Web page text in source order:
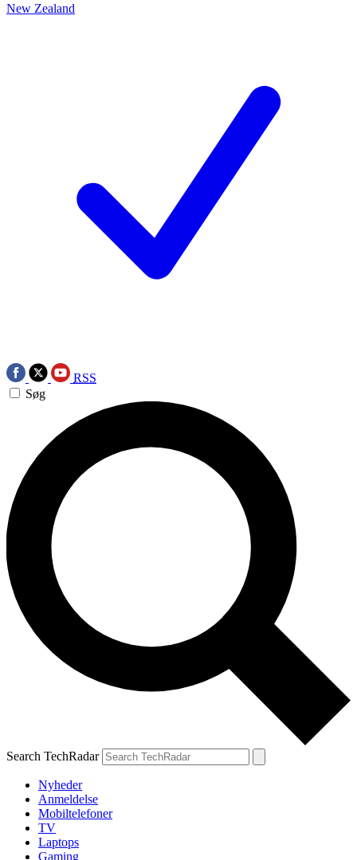
New Zealand
RSS
Søg
Search TechRadar
Nyheder
Anmeldelse
Mobiltelefoner
TV
Laptops
Gaming